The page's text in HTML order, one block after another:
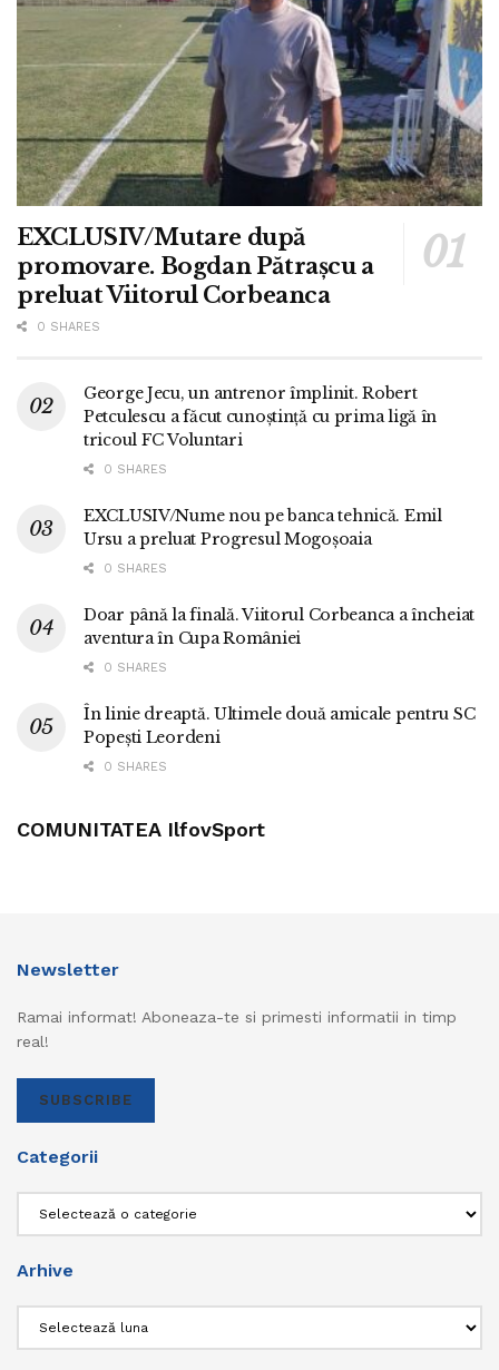
EXCLUSIV/Mutare după
promovare. Bogdan Pătrașcu a
preluat Viitorul Corbeanca
0 SHARES
George Jecu, un antrenor împlinit. Robert
Petculescu a făcut cunoștință cu prima ligă în
tricoul FC Voluntari
0 SHARES
EXCLUSIV/Nume nou pe banca tehnică. Emil
Ursu a preluat Progresul Mogoșoaia
0 SHARES
Doar până la finală. Viitorul Corbeanca a încheiat
aventura în Cupa României
0 SHARES
În linie dreaptă. Ultimele două amicale pentru SC
Popești Leordeni
0 SHARES
COMUNITATEA IlfovSport
Newsletter
Ramai informat! Aboneaza-te si primesti informatii in timp
real!
SUBSCRIBE
Categorii
Arhive